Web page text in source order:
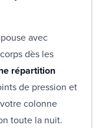
avec
dès les
répartition
de pression et
colonne
toute la nuit.